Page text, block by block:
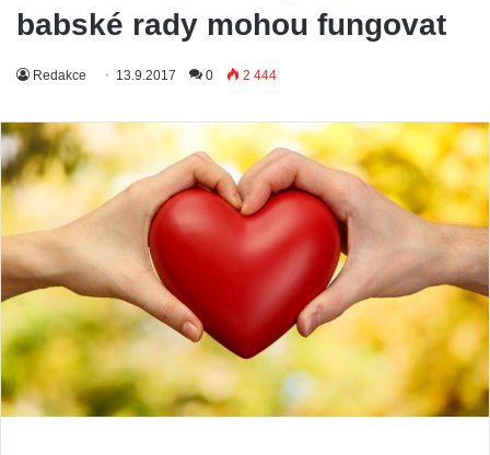
babské rady mohou fungovat
Redakce 13.9.2017 0 2 444